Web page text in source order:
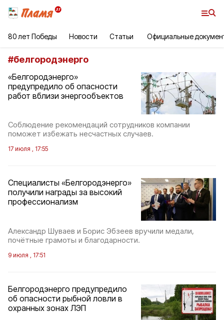
80 лет Победы Новости Статьи Официальные
#белгородэнерго
«Белгородэнерго»
предупредило об опасности
работ вблизи энергообъектов
Соблюдение рекомендаций сотрудников компании
поможет избежать несчастных случаев.
17 июля , 17:55
Специалисты «Белгородэнерго»
получили награды за высокий
профессионализм
Александр Шуваев и Борис Эбзеев вручили медали,
почётные грамоты и благодарности.
9 июля , 17:51
Белгородэнерго предупредило
об опасности рыбной ловли в
охранных зонах ЛЭП